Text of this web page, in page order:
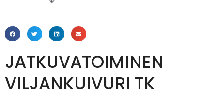
JATKUVATOIMINEN
VILJANKUIVURI TK